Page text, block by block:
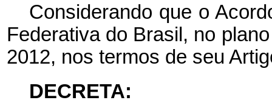
Considerando que o
Federativa do Brasil, no
2012, nos termos de seu
DECRETA: